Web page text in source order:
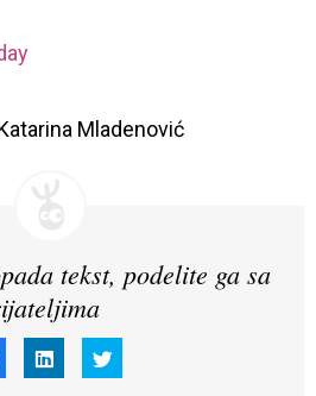
Mladenović
tekst, podelite ga sa
share share share